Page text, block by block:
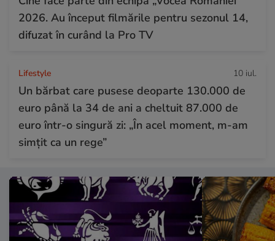
2026. Au început filmările pentru sezonul 14,
difuzat în curând la Pro TV
Lifestyle 10 iul.
Un bărbat care pusese deoparte 130.000 de
euro până la 34 de ani a cheltuit 87.000 de
euro într-o singură zi: „În acel moment, m-am
simțit ca un rege”